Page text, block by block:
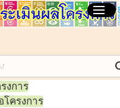
menu
งการ
โครงการ